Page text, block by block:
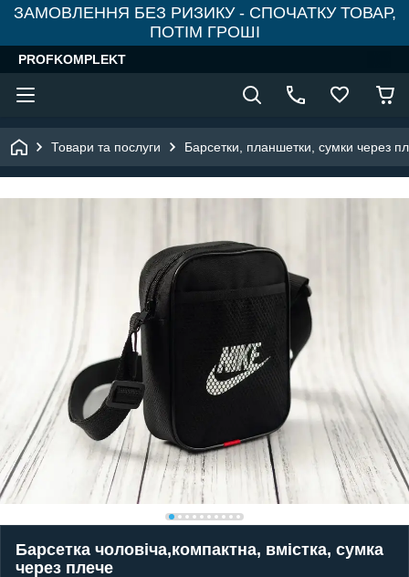
ЗАМОВЛЕННЯ БЕЗ РИЗИКУ - СПОЧАТКУ ТОВАР,
ПОТІМ ГРОШІ
PROFKOMPLEKT
Товари та послуги Барсетки, планшетки, сумки через
Барсетка чоловіча,компактна, вмістка, сумка
через плече